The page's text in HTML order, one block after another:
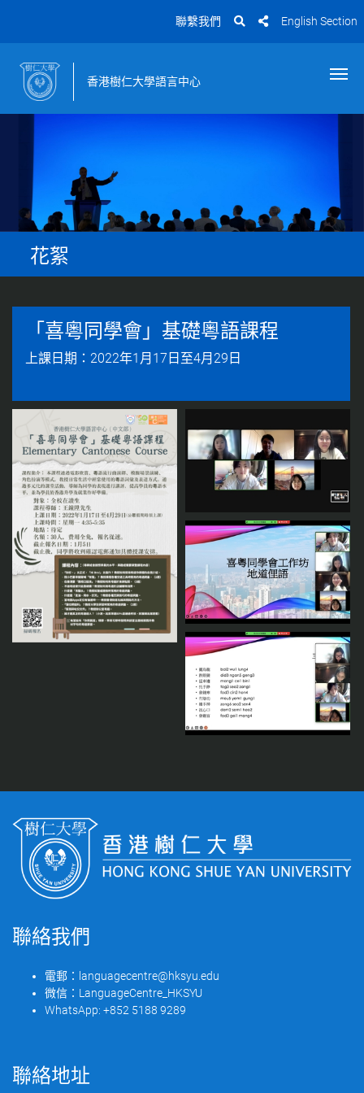
聯繫我們 English Section
香港樹仁大學語言中心
花絮
「喜粵同學會」基礎粵語課程
上課日期：2022年1月17日至4月29日
聯絡我們
電郵： languagecentre@hksyu.edu
微信： LanguageCentre_HKSYU
WhatsApp: +852 5188 9289
聯絡地址